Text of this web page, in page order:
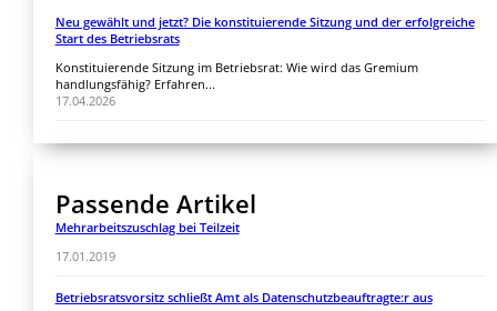
Neu gewählt und jetzt? Die konstituierende Sitzung und der erfolgreiche
Start des Betriebsrats
Konstituierende Sitzung im Betriebsrat: Wie wird das Gremium
handlungsfähig? Erfahren...
17.04.2026
Passende Artikel
Mehrarbeitszuschlag bei Teilzeit
17.01.2019
Betriebsratsvorsitz schließt Amt als Datenschutzbeauftragte:r aus